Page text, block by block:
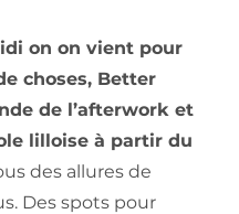
on on vient pour
choses, Better
de l’afterwork et
lilloise à partir du
des allures de
Des spots pour